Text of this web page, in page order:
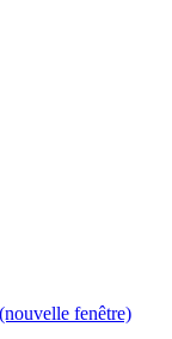
(nouvelle fenêtre)